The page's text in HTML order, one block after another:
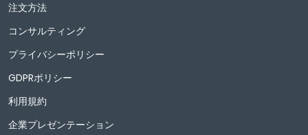
注文方法
コンサルティング
プライバシーポリシー
GDPRポリシー
利用規約
企業プレゼンテーション